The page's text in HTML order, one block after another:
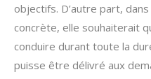
objectifs. D’autre part,
concrète, elle souhaiterait
conduire durant toute la
puisse être délivré aux